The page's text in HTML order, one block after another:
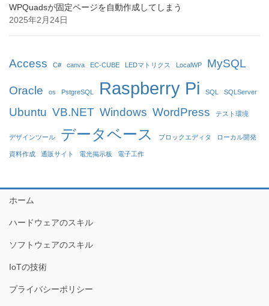
WPQuadsが固定ページを自動作成してしまう
2025年2月24日
Access C# canva EC-CUBE LEDマトリクス LocalWP MySQL
Oracle os PstgreSQL Raspberry Pi SQL SQLServer
Ubuntu VB.NET Windows WordPress テスト環境
デザインツール データベース ブロックエディタ ローカル開発
資料作成 通販サイト 電光掲示板 電子工作
ホーム
ハードウェアのスキル
ソフトウェアのスキル
IoTの技術
プライバシーポリシー